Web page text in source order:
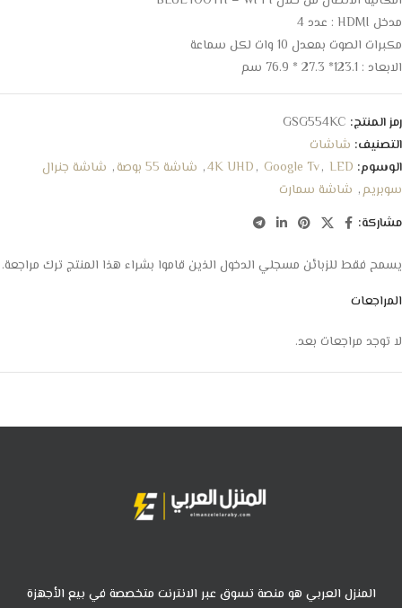
مدخل HDMI : عدد 4
مكبرات الصوت بمعدل 10 وات لكل سماعة
الابعاد : 123.1* 27.3 * 76.9 سم
رمز المنتج: GSG554KC
التصنيف: شاشات
الوسوم:
4K UHD, Google Tv, LED
, شاشة 55 بوصة , شاشة جنرال
سوبريم, شاشة سمارت
مشاركة:
المراجعات
لا توجد مراجعات بعد.
يسمح فقط للزبائن مسجلي الدخول الذين قاموا بشراء هذا المنتج ترك مراجعة.
المنزل العربي هو منصة تسوق عبر الانترنت متخصصة في بيع الأجهزة